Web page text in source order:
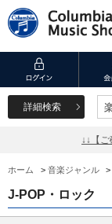
詳細検索
↓↓【
ホーム > 音楽ジャンル >
J-POP・ロック